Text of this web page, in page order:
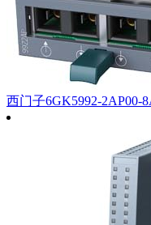
西门子6GK5992-